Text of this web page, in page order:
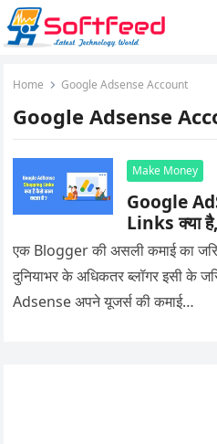
Home Google Adsense Account
Google Adsense
Make Money
Google
Links क्या
एक Blogger की असली कमाई का
दुनियाभर के अधिकतर ब्लॉगर इसी के
Adsense अपने यूजर्स की कमाई…